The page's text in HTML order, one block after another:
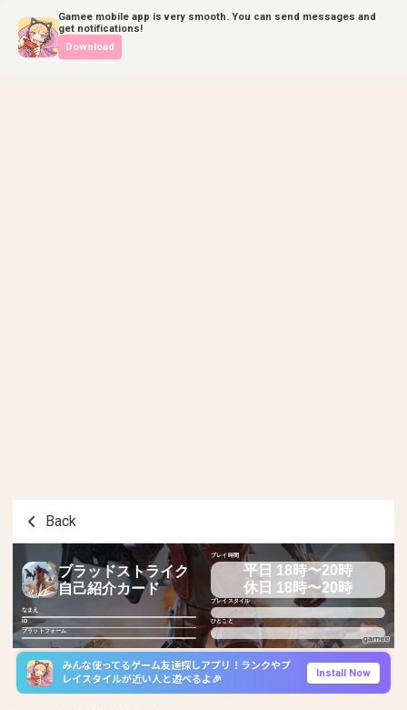
Gamee mobile app is very smooth. You can send messages and
get notifications!
Download
Back
ブラッドストライク
自己紹介カード
なまえ
ID
プラットフォーム
プレイ時間
平日 18時〜20時
休日 18時〜20時
プレイスタイル
ひとこと
みんな使ってるゲーム友達探しアプリ！ランクやプ
レイスタイルが近い人と遊べるよ🎉
Install Now